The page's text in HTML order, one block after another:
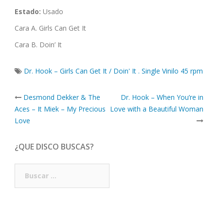
Estado: Usado
Cara A. Girls Can Get It
Cara B. Doin’ It
Dr. Hook – Girls Can Get It / Doin' It . Single Vinilo 45 rpm
Post
navigation
Desmond Dekker & The
Aces – It Miek – My Precious
Love
Dr. Hook – When You’re in
Love with a Beautiful Woman
¿QUE DISCO BUSCAS?